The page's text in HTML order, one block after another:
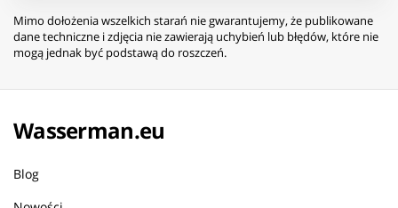
Mimo dołożenia wszelkich starań nie gwarantujemy, że publikowane
dane techniczne i zdjęcia nie zawierają uchybień lub błędów, które nie
mogą jednak być podstawą do roszczeń.
Wasserman.eu
Blog